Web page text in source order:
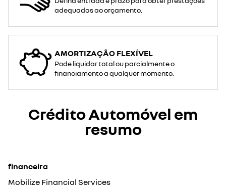
adequadas ao orçamento.
AMORTIZAÇÃO FLEXÍVEL
Pode liquidar total ou parcialmente o
financiamento a qualquer momento.
Crédito Automóvel em
resumo
financeira
Mobilize Financial Services